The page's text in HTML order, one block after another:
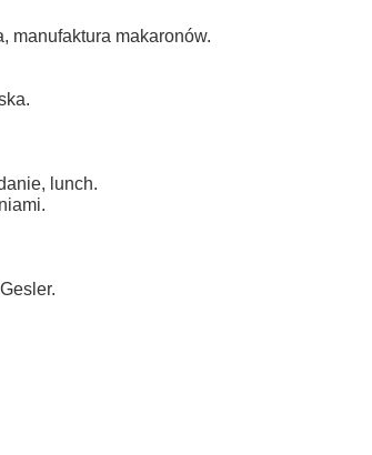
manufaktura makaronów.
lunch.